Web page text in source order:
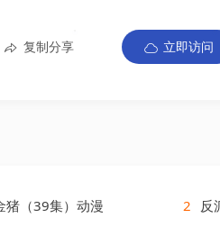
复制分享 立即访问
猪（39集）动漫 2
反